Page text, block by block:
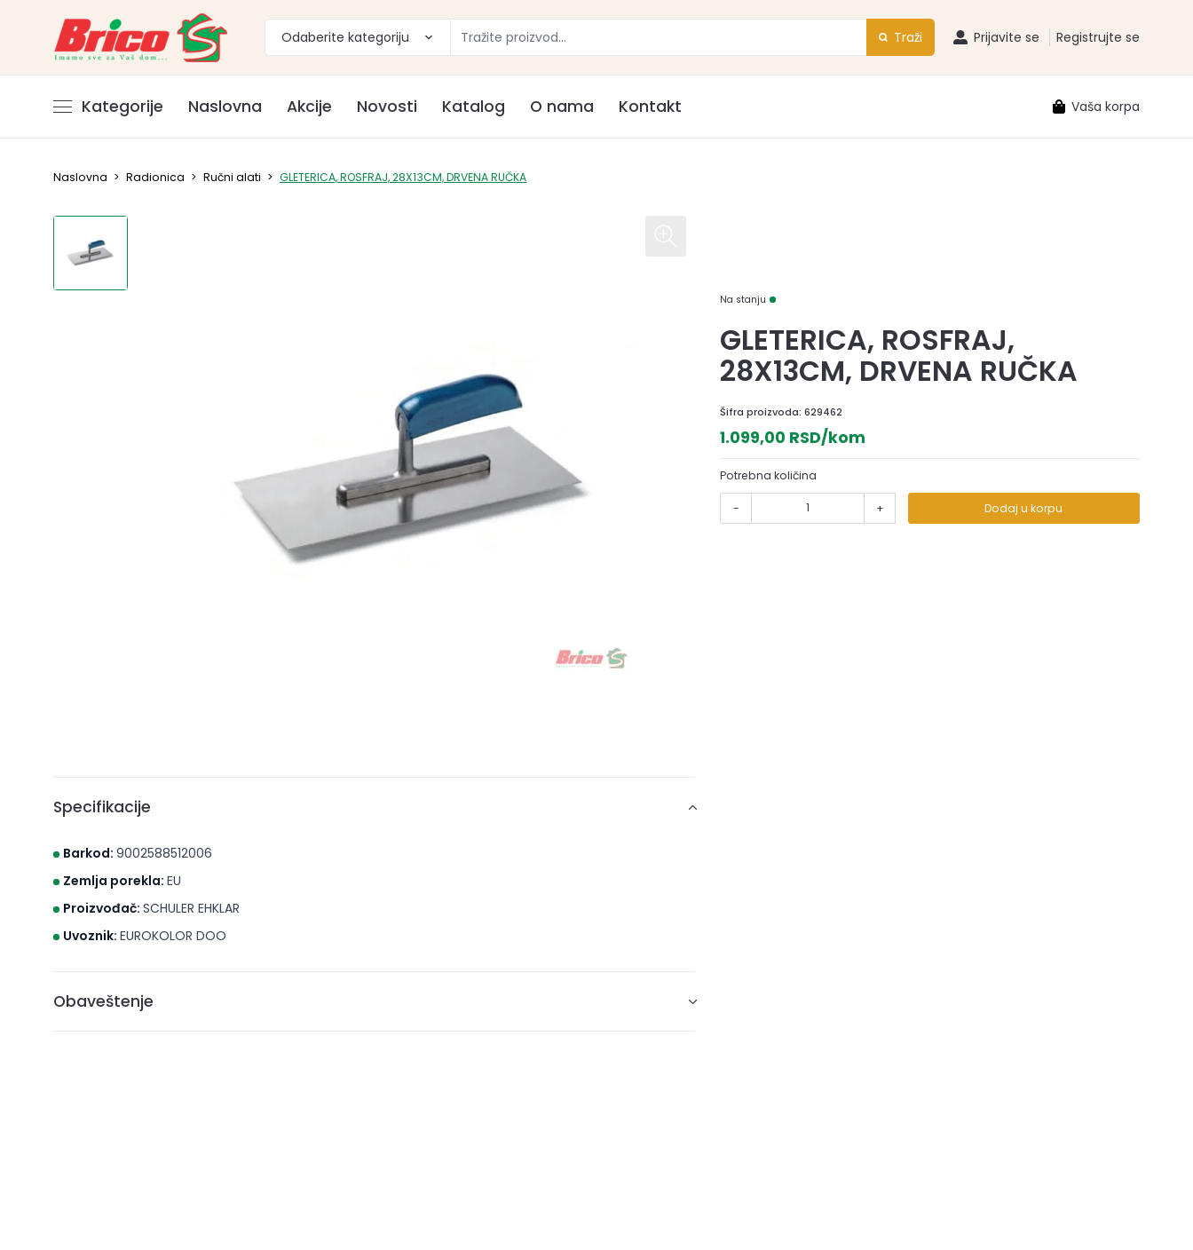
Odaberite kategoriju Traži Prijavite se Registrujte se
Kategorije Naslovna Akcije Novosti Katalog O nama Kontakt Vaša korpa
Naslovna > Radionica > Ručni alati > GLETERICA, ROSFRAJ, 28X13CM, DRVENA RUČKA
Specifikacije
Barkod: 9002588512006
Zemlja porekla: EU
Proizvođač: SCHULER EHKLAR
Uvoznik: EUROKOLOR DOO
Obaveštenje
Na stanju
GLETERICA, ROSFRAJ,
28X13CM, DRVENA RUČKA
Šifra proizvoda:629462
1.099,00 RSD/kom
Potrebna količina
- + Dodaj u korpu